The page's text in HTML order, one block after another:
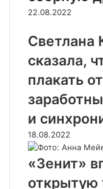
22.08.2022
Светлана
сказала,
плакать
и
18.08.2022
«Зенит»
открытую